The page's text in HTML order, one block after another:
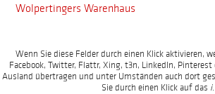
Wolpertingers Warenhaus
Wenn Sie diese Felder durch einen Klick aktivieren,
Facebook, Twitter, Flattr, Xing, t3n, LinkedIn, Pinterest
Ausland übertragen und unter Umständen auch dort
Sie durch einen Klick auf das i.